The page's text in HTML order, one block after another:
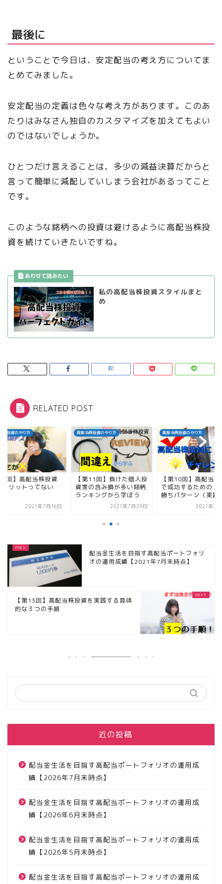
最後に
ということで今日は、安定配当の考え方についてま
とめてみました。
安定配当の定義は色々な考え方があります。このあ
たりはみなさん独自のカスタマイズを加えてもよい
のではないでしょうか。
ひとつだけ言えることは、多少の減益決算だからと
言って簡単に減配していしまう会社があるってこと
です。
このような銘柄への投資は避けるように高配当株投
資を続けていきたいですね。
私の高配当株投資スタイルまと
め
RELATED POST
株投資のやり方
3回】高配当株投資
メリットってない
2021年7月16日
高配当株投資のやり方
【第11回】負けた個人投
資家の含み損が多い銘柄
ランキングから学ぼう
2021年7月29日
高配当株投資のやり方
【第10回】高配当
で成功するための３
勝ちパターン（実践
2021年7
配当金生活を目指す高配当ポートフォリ
オの運用成績【2021年7月末時点】
【第13回】高配当株投資を実践する具体
的な３つの手順
最近の投稿
配当金生活を目指す高配当ポートフォリオの運用成
績【2026年7月末時点】
配当金生活を目指す高配当ポートフォリオの運用成
績【2026年6月末時点】
配当金生活を目指す高配当ポートフォリオの運用成
績【2026年5月末時点】
配当金生活を目指す高配当ポートフォリオの運用成